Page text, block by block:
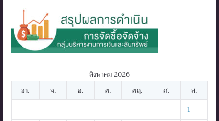
สิงหาคม 2026
อา.
จ. อ. พ. พฤ. ศ.
ส.
1